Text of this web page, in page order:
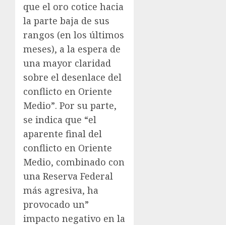
que el oro cotice hacia
la parte baja de sus
rangos (en los últimos
meses), a la espera de
una mayor claridad
sobre el desenlace del
conflicto en Oriente
Medio”. Por su parte,
se indica que “el
aparente final del
conflicto en Oriente
Medio, combinado con
una Reserva Federal
más agresiva, ha
provocado un”
impacto negativo en la